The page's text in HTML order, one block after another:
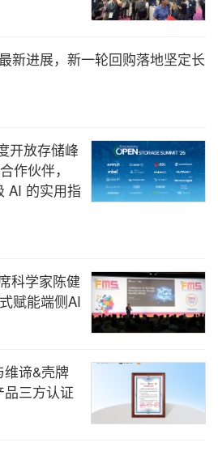
新进展，新一轮回购落地坚定长
开放存储峰
作伙伴，
AI 的实用指
科学家陈健
赋能端侧AI
谛&壳牌
三方认证